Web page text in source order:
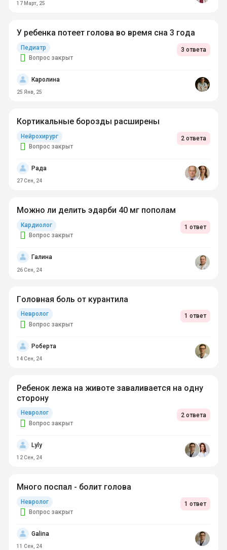
17 Март, 25
У ребенка потеет голова во время сна 3 года
Педиатр
Вопрос закрыт
3 ответа
Каролина
25 Янв, 25
Кортикальные борозды расширены
Нейрохирург
Вопрос закрыт
2 ответа
Рада
27 Сен, 24
Можно ли делить эдарби 40 мг пополам
Кардиолог
Вопрос закрыт
1 ответ
Галина
26 Сен, 24
Головная боль от курантила
Невролог
Вопрос закрыт
1 ответ
Роберта
14 Сен, 24
Ребенок лежа на животе заваливается на одну
сторону
Невролог
Вопрос закрыт
2 ответа
Lyly
12 Сен, 24
Много поспал - болит голова
Невролог
Вопрос закрыт
1 ответ
Galina
11 Сен, 24